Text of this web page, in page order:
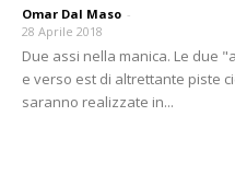
Omar Dal Maso -
28 Aprile 2018
Due assi nella manica. Le due
e verso est di altrettante piste
saranno realizzate in...